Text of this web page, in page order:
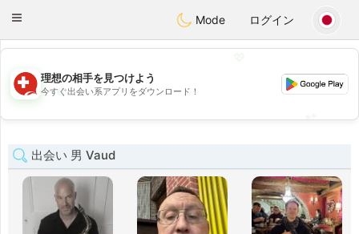
Suissi
Toggle
Mode ログイン
💖
💕
理想の相手を見つけよう
今すぐ出会い系アプリをダウンロード！
出会い 男 Vaud